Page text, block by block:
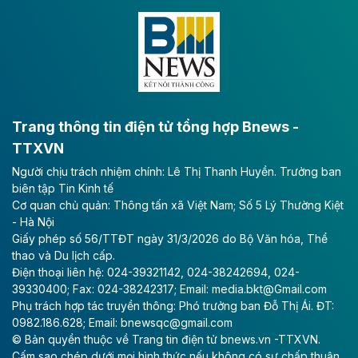
Đông A dài khoảng 25,1 km được kỳ vọng sẽ tạo động
lực phát triển kinh tế - xã hội khu vực phía Nam đồng
Long Thành
Tổng công ty Cảng hàng không Việt Nam - CTCP
(ACV) vừa lập kỷ lục mới về lợi nhuận trong quý
II/2026.
Theo baodautu.vn
Vinaconex lập đỉnh doanh thu
Tổng CTCP Xuất nhập khẩu và Xây dựng Việt Nam
(Vinaconex) đã khép lại nửa đầu năm với doanh thu
thuần gần 7.268 tỷ đồng, tăng 4% so với cùng kỳ và
cũng là mức cao nhất lịch sử hoạt động của doanh
nghiệp.
Trang thông tin điện tử tổng hợp Bnews -
TTXVN
Người chịu trách nhiệm chính: Lê Thị Thanh Huyền. Trưởng ban
biên tập Tin Kinh tế
Cơ quan chủ quản: Thông tấn xã Việt Nam; Số 5 Lý Thường Kiệt
- Hà Nội
Giấy phép số 56/TTĐT ngày 31/3/2026 do Bộ Văn hóa, Thể
thao và Du lịch cấp.
Điện thoại liên hệ: 024-39321142, 024-38242694, 024-
39330400; Fax: 024-38242317; Email: media.bkt@Gmail.com
Phụ trách hợp tác truyền thông: Phó trưởng ban Đỗ Thị Ái. ĐT:
0982.186.628; Email: bnewsqc@gmail.com
© Bản quyền thuộc về Trang tin điện tử bnews.vn -TTXVN.